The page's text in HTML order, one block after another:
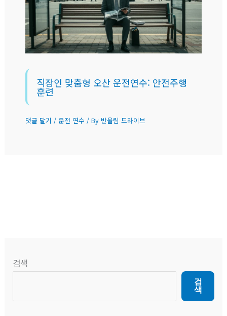
직장인 맞춤형 오산 운전연수: 안전주행
훈련
댓글 달기 / 운전 연수 / By 반올림 드라이브
검색
검
색